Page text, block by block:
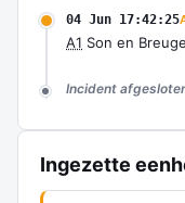
04 Jun 17:42:25
A1 Son en
Incident
Ingezette